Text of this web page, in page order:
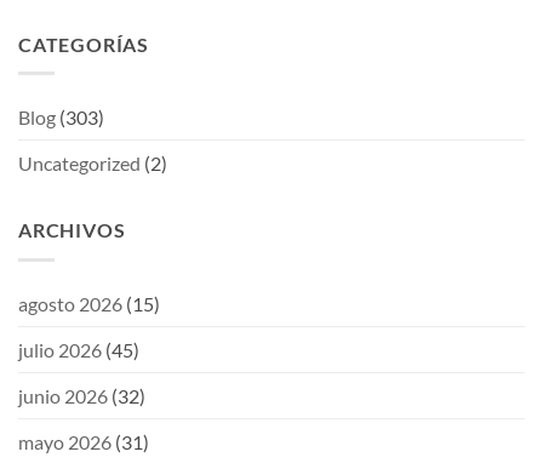
CATEGORÍAS
Blog (303)
Uncategorized (2)
ARCHIVOS
agosto 2026 (15)
julio 2026 (45)
junio 2026 (32)
mayo 2026 (31)